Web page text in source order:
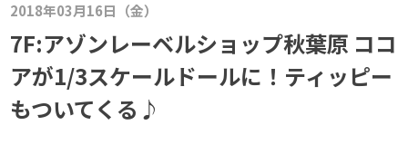
2018年03月16日（金）
7F:アゾンレーベルショップ秋葉原 ココ
アが1/3スケールドールに！ティッピー
もついてくる♪